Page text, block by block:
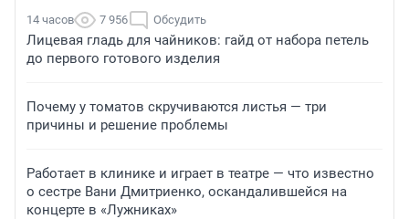
14 часов 7 956 Обсудить
Лицевая гладь для чайников: гайд от набора петель
до первого готового изделия
Почему у томатов скручиваются листья — три
причины и решение проблемы
Работает в клинике и играет в театре — что известно
о сестре Вани Дмитриенко, оскандалившейся на
концерте в «Лужниках»